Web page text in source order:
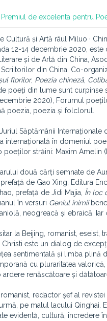
Premiul de excelenta pentru
Cultură și Artă râul Miluo ·
12-14 decembrie 2020,
și de Artă din China,
din China. Co-
florilor, Poezia chineză
poeți din lume sunt curpinse
2020), Forumul
poezia, poezia și folclorul.
Săptămânii
internațională în domeniul
străini: Maxim Amelin
două cărți semnate de
de Gao Xing, Editura
prefață de Jidi Majia, În loc
în versuri Geniul inimii
neogreacă și ebraică. Iar
la Beijing, romanist,
este un dialog de
sentimentală și limba plină
cu pluraritatea
renăscătoare și
redactor șef al revistei
pe malul lacului Qinghai.
evidentă, cultură, încredere